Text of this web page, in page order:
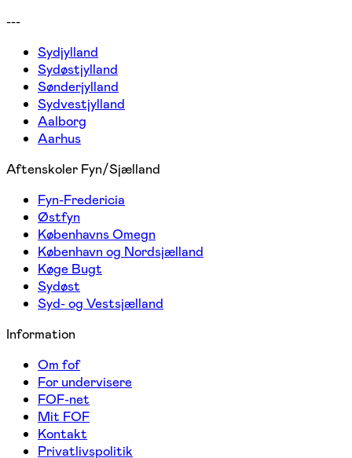
---
Sydjylland
Sydøstjylland
Sønderjylland
Sydvestjylland
Aalborg
Aarhus
Aftenskoler Fyn/Sjælland
Fyn-Fredericia
Østfyn
Københavns Omegn
København og Nordsjælland
Køge Bugt
Sydøst
Syd- og Vestsjælland
Information
Om fof
For undervisere
FOF-net
Mit FOF
Kontakt
Privatlivspolitik